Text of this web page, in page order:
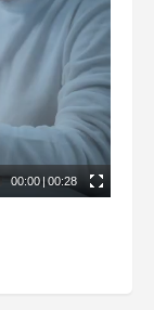
00:00 | 00:28